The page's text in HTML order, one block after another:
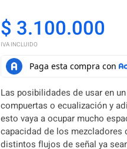
$ 3.100.000
IVA INCLUIDO
Las posibilidades de usar en
compuertas o ecualización y
esto vaya a ocupar mucho
capacidad de los mezcladores
distintos flujos de señal ya